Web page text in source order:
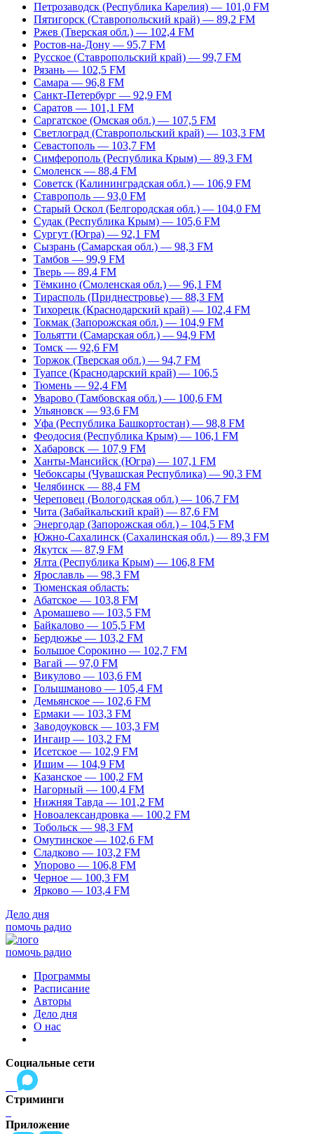
Петрозаводск (Республика Карелия) — 101,0 FM
Пятигорск (Ставропольский край) — 89,2 FM
Ржев (Тверская обл.) — 102,4 FM
Ростов-на-Дону — 95,7 FM
Русское (Ставропольский край) — 99,7 FM
Рязань — 102,5 FM
Самара — 96,8 FM
Санкт-Петербург — 92,9 FM
Саратов — 101,1 FM
Саргатское (Омская обл.) — 107,5 FM
Светлоград (Ставропольский край) — 103,3 FM
Севастополь — 103,7 FM
Симферополь (Республика Крым) — 89,3 FM
Смоленск — 88,4 FM
Советск (Калининградская обл.) — 106,9 FM
Ставрополь — 93,0 FM
Старый Оскол (Белгородская обл.) — 104,0 FM
Судак (Республика Крым) — 105,6 FM
Сургут (Югра) — 92,1 FM
Сызрань (Самарская обл.) — 98,3 FM
Тамбов — 99,9 FM
Тверь — 89,4 FM
Тёмкино (Смоленская обл.) — 96,1 FM
Тирасполь (Приднестровье) — 88,3 FM
Тихорецк (Краснодарский край) — 102,4 FM
Токмак (Запорожская обл.) — 104,9 FM
Тольятти (Самарская обл.) — 94,9 FM
Томск — 92,6 FM
Торжок (Тверская обл.) — 94,7 FM
Туапсе (Краснодарский край) — 106,5
Тюмень — 92,4 FM
Уварово (Тамбовская обл.) — 100,6 FM
Ульяновск — 93,6 FM
Уфа (Республика Башкортостан) — 98,8 FM
Феодосия (Республика Крым) — 106,1 FM
Хабаровск — 107,9 FM
Ханты-Мансийск (Югра) — 107,1 FM
Чебоксары (Чувашская Республика) — 90,3 FM
Челябинск — 88,4 FM
Череповец (Вологодская обл.) — 106,7 FM
Чита (Забайкальский край) — 87,6 FM
Энергодар (Запорожская обл.) – 104,5 FM
Южно-Сахалинск (Сахалинская обл.) — 89,3 FM
Якутск — 87,9 FM
Ялта (Республика Крым) — 106,8 FM
Ярославль — 98,3 FM
Тюменская область:
Абатское — 103,8 FM
Аромашево — 103,5 FM
Байкалово — 105,5 FM
Бердюжье — 103,2 FM
Большое Сорокино — 102,7 FM
Вагай — 97,0 FM
Викулово — 103,6 FM
Голышманово — 105,4 FM
Демьянское — 102,6 FM
Ермаки — 103,3 FM
Заводоуковск — 103,3 FM
Ингаир — 103,2 FM
Исетское — 102,9 FM
Ишим — 104,9 FM
Казанское — 100,2 FM
Нагорный — 100,4 FM
Нижняя Тавда — 101,2 FM
Новоалександровка — 100,2 FM
Тобольск — 98,3 FM
Омутинское — 102,6 FM
Сладково — 103,2 FM
Упорово — 106,8 FM
Черное — 100,3 FM
Ярково — 103,4 FM
Дело дня
помочь радио
помочь радио
Программы
Расписание
Авторы
Дело дня
О нас
Социальные сети
Стриминги
Приложение